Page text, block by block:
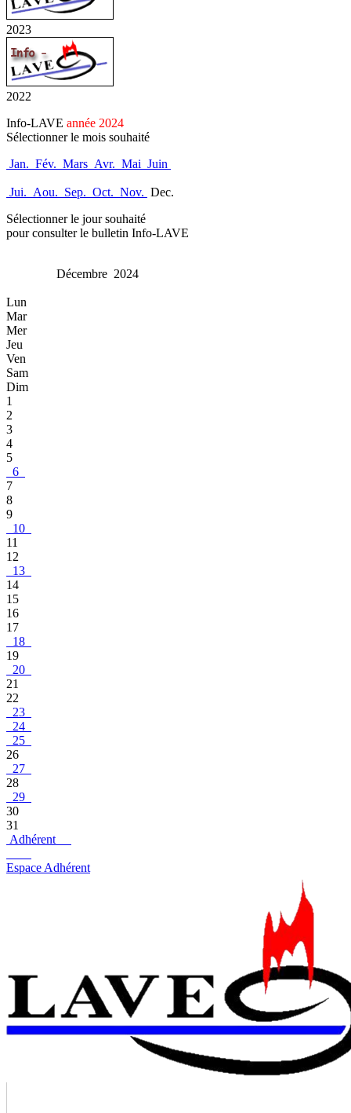
2023
2022
Info-LAVE année 2024
Sélectionner le mois souhaité
Jan. Fév. Mars Avr. Mai Juin
Jui. Aou. Sep. Oct. Nov. Dec.
Sélectionner le jour souhaité
pour consulter le bulletin Info-LAVE
Décembre 2024
Lun
Mar
Mer
Jeu
Ven
Sam
Dim
1
2
3
4
5
6
7
8
9
10
11
12
13
14
15
16
17
18
19
20
21
22
23
24
25
26
27
28
29
30
31
Adhérent
Espace Adhérent